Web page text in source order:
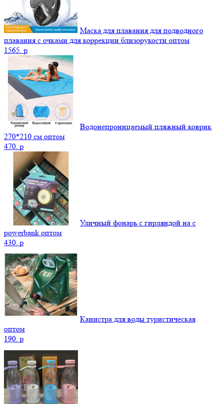
Маска для плавания для подводного
плавания с очками для коррекции близорукости оптом
1565. p
Водонепроницаемый пляжный коврик
270*210 см оптом
470. p
Уличный фонарь с гирляндой на с
powerbank оптом
430. p
Канистра для воды туристическая
оптом
190. p